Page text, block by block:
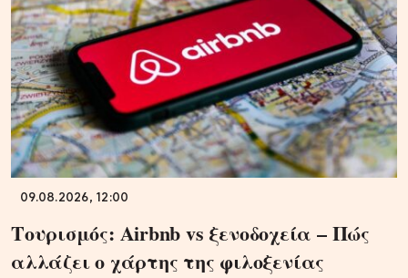
09.08.2026, 12:00
Τουρισμός: Airbnb vs ξενοδοχεία – Πώς
αλλάζει ο χάρτης της φιλοξενίας